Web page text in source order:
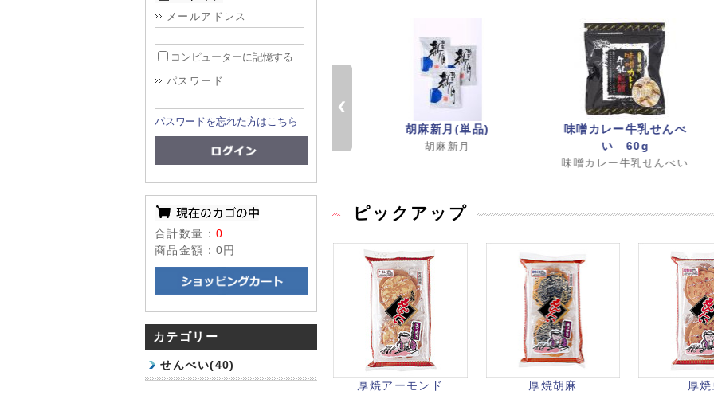
南部フライ(8枚)
南部フライ
胡麻新月(単品)
胡麻新月
味噌カレー牛乳せんべ
い 60g
味噌カレー牛乳せんべい
ピックアップ
厚焼アーモンド 厚焼胡麻 厚焼
メールアドレス
コンピューターに記憶する
パスワード
パスワードを忘れた方はこちら
合計数量： 0
商品金額： 0円
カテゴリー
せんべい(40)